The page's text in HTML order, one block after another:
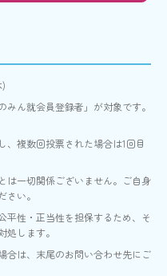
ん就会員登録者」が対象です。
複数回投票された場合は1回目
は一切関係ございません。ご自身
い。
平性・正当性を担保するため、そ
します。
合は、末尾のお問い合わせ先にご